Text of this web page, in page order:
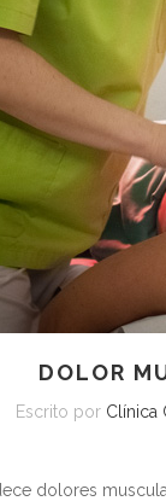
DOLOR
Escrito por Clínica
dolores